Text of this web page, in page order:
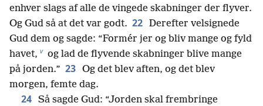
enhver slags af alle de vingede skabninger der flyver.
Og Gud så at det var godt. 22 Derefter velsignede
Gud dem og sagde: “Formér jer og bliv mange og fyld
havet, v og lad de flyvende skabninger blive mange
på jorden.” 23 Og det blev aften, og det blev
morgen, femte dag.
24 Så sagde Gud: “Jorden skal frembringe